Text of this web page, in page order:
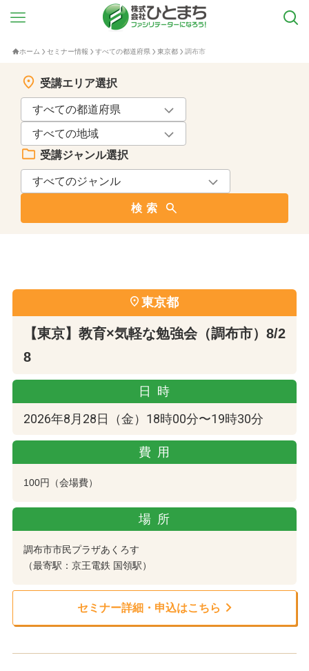
ホーム セミナー情報 すべての都道府県 東京都 調布市
受講エリア選択
受講ジャンル選択
検索
東京都
【東京】教育×気軽な勉強会（調布市）8/2
8
日時
2026年8月28日（金）18時00分〜19時30分
費用
100円（会場費）
場所
調布市市民プラザあくろす
（最寄駅：京王電鉄 国領駅）
セミナー詳細・申込はこちら